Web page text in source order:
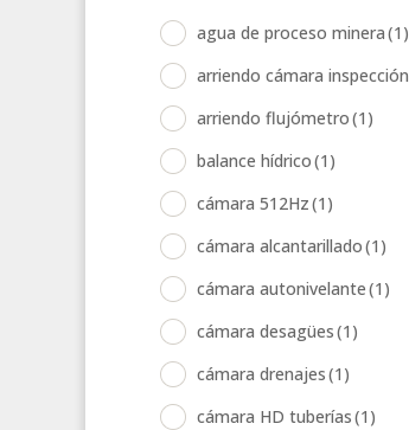
agua de proceso minera(1)
arriendo cámara inspección
arriendo flujómetro(1)
balance hídrico(1)
cámara 512Hz(1)
cámara alcantarillado(1)
cámara autonivelante(1)
cámara desagües(1)
cámara drenajes(1)
cámara HD tuberías(1)